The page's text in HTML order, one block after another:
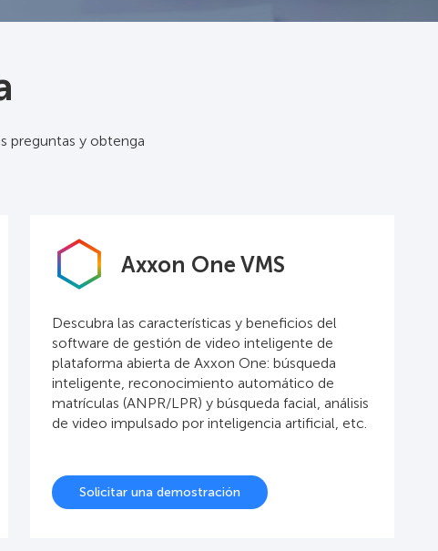
preguntas y obtenga
Axxon One VMS
Descubra las características y beneficios del
software de gestión de video inteligente de
plataforma abierta de Axxon One: búsqueda
inteligente, reconocimiento automático de
matrículas (ANPR/LPR) y búsqueda facial, análisis
de video impulsado por inteligencia artificial, etc.
Solicitar una demostración